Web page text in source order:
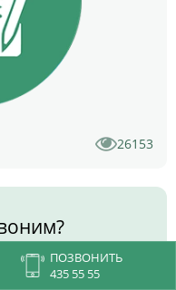
ПОЗВОНИТЬ
435 55 55
26153
на все Ваши